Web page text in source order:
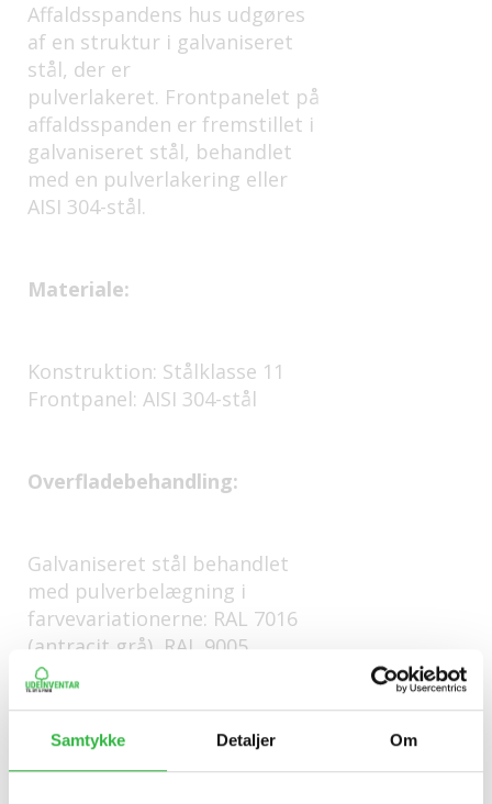
Samtykke Detaljer Om
Affaldsspandens hus udgøres
af en struktur i galvaniseret
stål, der er
pulverlakeret. Frontpanelet på
affaldsspanden er fremstillet i
galvaniseret stål, behandlet
med en pulverlakering eller
AISI 304-stål.
Materiale:
Konstruktion: Stålklasse 11
Frontpanel: AISI 304-stål
Overfladebehandling:
Galvaniseret stål behandlet
med pulverbelægning i
farvevariationerne: RAL 7016
(antracit grå), RAL 9005
(kulsort), RAL 9006 (hvid
aluminium), RAL 9007 (grå
aluminium).
Andre RAL-nuancer i følge RAL-